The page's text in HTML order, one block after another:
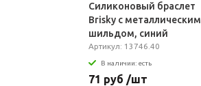
Силиконовый браслет
Brisky с металлическим
шильдом, синий
Артикул: 13746.40
В наличии: есть
71 руб /шт